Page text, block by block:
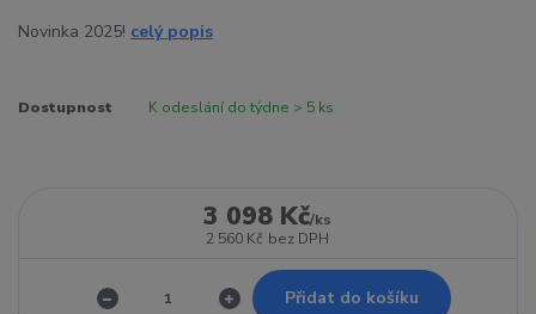
Novinka 2025! celý popis
Dostupnost K odeslání do týdne > 5 ks
3 098 Kč/ks
2 560 Kč bez DPH
Přidat do košíku